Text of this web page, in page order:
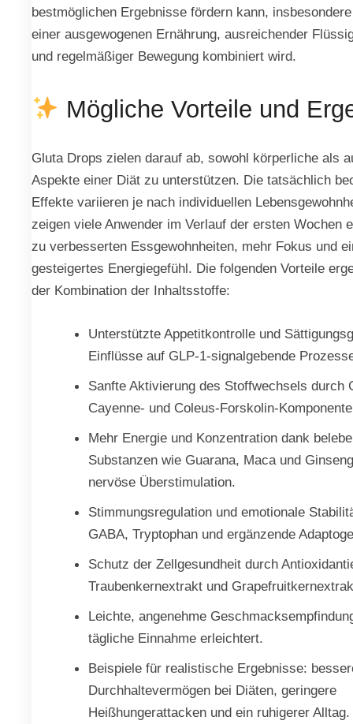
bestmöglichen Ergebnisse fördern kann,
einer ausgewogenen Ernährung, ausreichender
und regelmäßiger Bewegung kombiniert wird.
Mögliche Vorteile und
Gluta Drops zielen darauf ab, sowohl körperliche als
Aspekte einer Diät zu unterstützen. Die tatsächlich
Effekte variieren je nach individuellen
zeigen viele Anwender im Verlauf der ersten Wochen
zu verbesserten Essgewohnheiten, mehr Fokus und
gesteigertes Energiegefühl. Die folgenden Vorteile
der Kombination der Inhaltsstoffe:
Unterstützte Appetitkontrolle und
Einflüsse auf GLP-1-signalgebende
Sanfte Aktivierung des Stoffwechsels durch
Cayenne- und Coleus-Forskolin-
Mehr Energie und Konzentration dank
Substanzen wie Guarana, Maca und
nervöse Überstimulation.
Stimmungsregulation und emotionale
GABA, Tryptophan und ergänzende
Schutz der Zellgesundheit durch
Traubenkernextrakt und
Leichte, angenehme
tägliche Einnahme erleichtert.
Beispiele für realistische Ergebnisse:
Durchhaltevermögen bei Diäten, geringere
Heißhungerattacken und ein ruhigerer Alltag.